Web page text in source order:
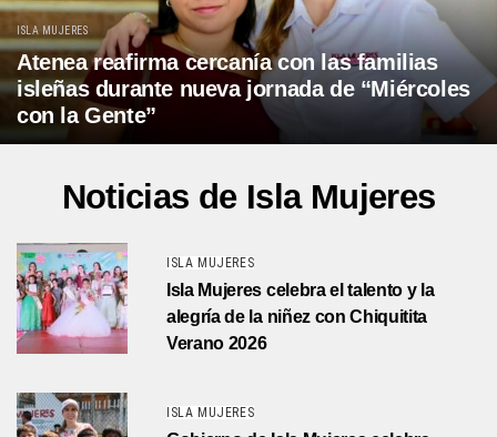
ISLA MUJERES
Atenea reafirma cercanía con las familias
isleñas durante nueva jornada de “Miércoles
con la Gente”
Noticias de Isla Mujeres
ISLA MUJERES
Isla Mujeres celebra el talento y la
alegría de la niñez con Chiquitita
Verano 2026
ISLA MUJERES